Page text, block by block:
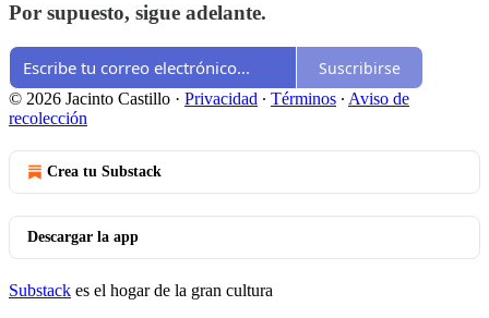
Por supuesto, sigue adelante.
Suscribirse
© 2026 Jacinto Castillo · Privacidad ∙ Términos ∙ Aviso de
recolección
Crea tu Substack
Descargar la app
Substack es el hogar de la gran cultura